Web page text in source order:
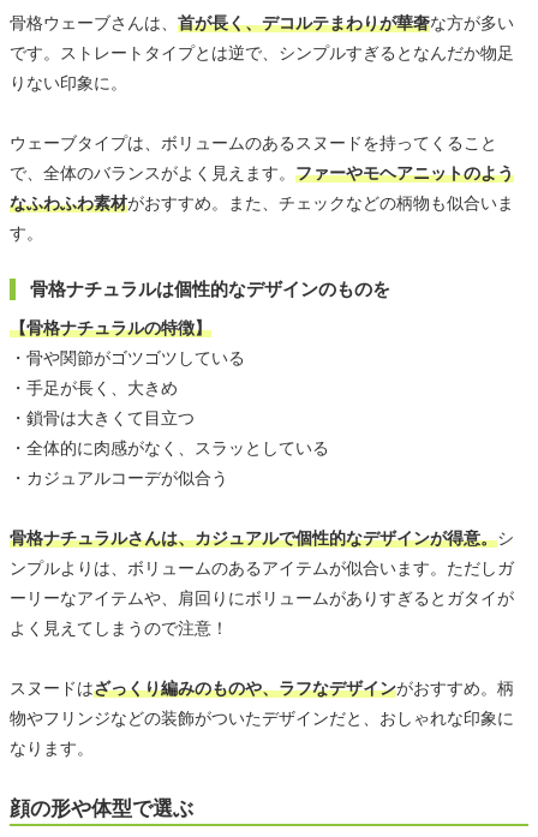
骨格ウェーブさんは、 首が長く、デコルテまわりが華奢な方が多い
です。ストレートタイプとは逆で、シンプルすぎるとなんだか物足
りない印象に。
ウェーブタイプは、ボリュームのあるスヌードを持ってくること
で、全体のバランスがよく見えます。 ファーやモヘアニットのよう
なふわふわ素材がおすすめ。また、チェックなどの柄物も似合いま
す。
骨格ナチュラルは個性的なデザインのものを
【骨格ナチュラルの特徴】
・骨や関節がゴツゴツしている
・手足が長く、大きめ
・鎖骨は大きくて目立つ
・全体的に肉感がなく、スラッとしている
・カジュアルコーデが似合う
骨格ナチュラルさんは、カジュアルで個性的なデザインが得意。シ
ンプルよりは、ボリュームのあるアイテムが似合います。ただしガ
ーリーなアイテムや、肩回りにボリュームがありすぎるとガタイが
よく見えてしまうので注意！
スヌードはざっくり編みのものや、ラフなデザインがおすすめ。柄
物やフリンジなどの装飾がついたデザインだと、おしゃれな印象に
なります。
顔の形や体型で選ぶ